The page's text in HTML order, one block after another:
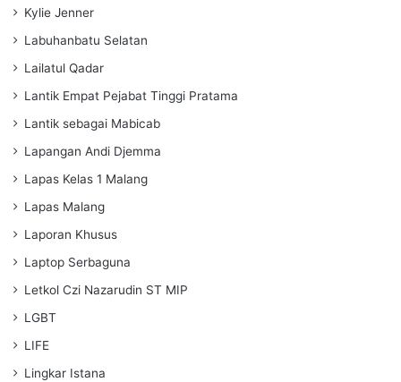
Kylie Jenner
Labuhanbatu Selatan
Lailatul Qadar
Lantik Empat Pejabat Tinggi Pratama
Lantik sebagai Mabicab
Lapangan Andi Djemma
Lapas Kelas 1 Malang
Lapas Malang
Laporan Khusus
Laptop Serbaguna
Letkol Czi Nazarudin ST MIP
LGBT
LIFE
Lingkar Istana